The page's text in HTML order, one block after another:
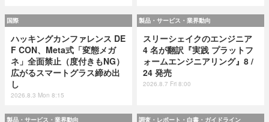
国際
ハッキングカンファレンス DE
F CON、Meta式「変態メガ
ネ」全面禁止（度付きもNG）
広がるスマートグラス締め出
し
2026.8.3 Mon 8:15
製品・サービス・業界動向
スリーシェイクのエンジニア
4 名が翻訳『実践 プラットフ
ォームエンジニアリング』8 /
24 発売
2026.8.7 Fri 8:00
製品・サービス・業界動向 調査・レポート・白書・ガイドライン